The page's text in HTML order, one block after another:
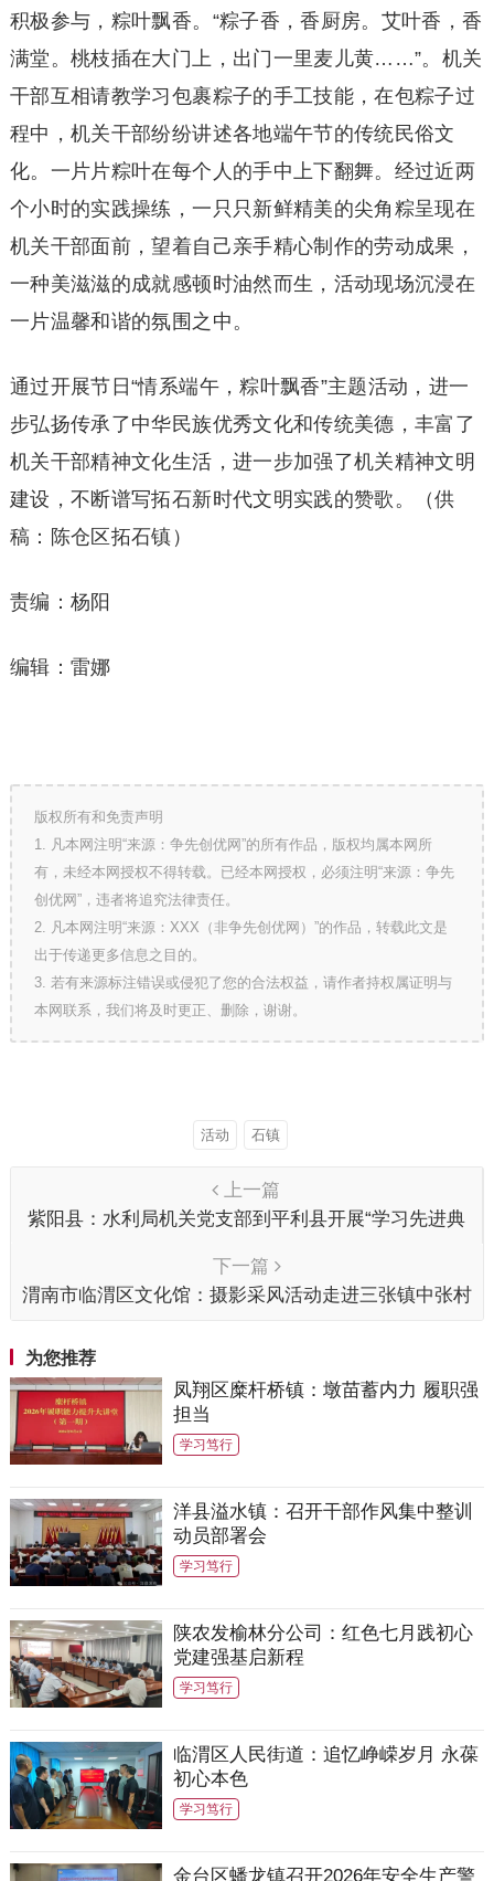
积极参与，粽叶飘香。“粽子香，香厨房。艾叶香，香
满堂。桃枝插在大门上，出门一里麦儿黄……”。机关
干部互相请教学习包裹粽子的手工技能，在包粽子过
程中，机关干部纷纷讲述各地端午节的传统民俗文
化。一片片粽叶在每个人的手中上下翻舞。经过近两
个小时的实践操练，一只只新鲜精美的尖角粽呈现在
机关干部面前，望着自己亲手精心制作的劳动成果，
一种美滋滋的成就感顿时油然而生，活动现场沉浸在
一片温馨和谐的氛围之中。
通过开展节日“情系端午，粽叶飘香”主题活动，进一
步弘扬传承了中华民族优秀文化和传统美德，丰富了
机关干部精神文化生活，进一步加强了机关精神文明
建设，不断谱写拓石新时代文明实践的赞歌。（供
稿：陈仓区拓石镇）
责编：杨阳
编辑：雷娜
版权所有和免责声明
1. 凡本网注明“来源：争先创优网”的所有作品，版权均属本网所
有，未经本网授权不得转载。已经本网授权，必须注明“来源：争先
创优网”，违者将追究法律责任。
2. 凡本网注明“来源：XXX（非争先创优网）”的作品，转载此文是
出于传递更多信息之目的。
3. 若有来源标注错误或侵犯了您的合法权益，请作者持权属证明与
本网联系，我们将及时更正、删除，谢谢。
活动 石镇
上一篇
紫阳县：水利局机关党支部到平利县开展“学习先进典
下一篇
渭南市临渭区文化馆：摄影采风活动走进三张镇中张村
为您推荐
凤翔区糜杆桥镇：墩苗蓄内力 履职强
担当
学习笃行
洋县溢水镇：召开干部作风集中整训
动员部署会
学习笃行
陕农发榆林分公司：红色七月践初心
党建强基启新程
学习笃行
临渭区人民街道：追忆峥嵘岁月 永葆
初心本色
学习笃行
金台区蟠龙镇召开2026年安全生产警